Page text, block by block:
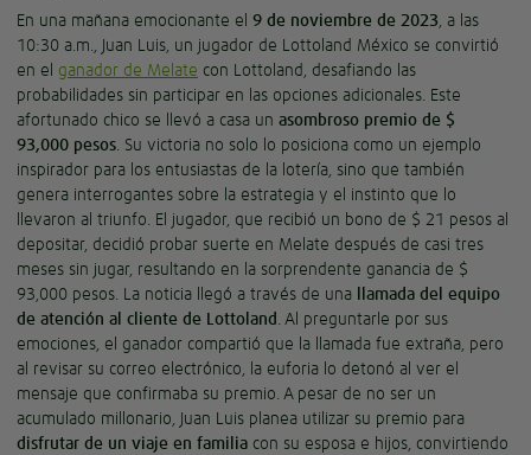
En una mañana emocionante el 9 de noviembre de 2023, a las
10:30 a.m., Juan Luis, un jugador de Lottoland México se convirtió
en el ganador de Melate con Lottoland, desafiando las
probabilidades sin participar en las opciones adicionales. Este
afortunado chico se llevó a casa un asombroso premio de $
93,000 pesos. Su victoria no solo lo posiciona como un ejemplo
inspirador para los entusiastas de la lotería, sino que también
genera interrogantes sobre la estrategia y el instinto que lo
llevaron al triunfo. El jugador, que recibió un bono de $ 21 pesos al
depositar, decidió probar suerte en Melate después de casi tres
meses sin jugar, resultando en la sorprendente ganancia de $
93,000 pesos. La noticia llegó a través de una llamada del equipo
de atención al cliente de Lottoland. Al preguntarle por sus
emociones, el ganador compartió que la llamada fue extraña, pero
al revisar su correo electrónico, la euforia lo detonó al ver el
mensaje que confirmaba su premio. A pesar de no ser un
acumulado millonario, Juan Luis planea utilizar su premio para
disfrutar de un viaje en familia con su esposa e hijos, convirtiendo